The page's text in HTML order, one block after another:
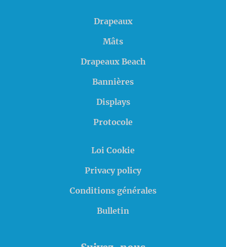
Drapeaux
Mâts
Drapeaux Beach
Bannières
Displays
Protocole
Loi Cookie
Privacy policy
Conditions générales
Bulletin